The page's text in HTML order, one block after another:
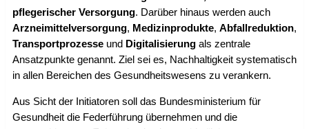
pflegerischer Versorgung. Darüber hinaus werden auch
Arzneimittelversorgung, Medizinprodukte, Abfallreduktion,
Transportprozesse und Digitalisierung als zentrale
Ansatzpunkte genannt. Ziel sei es, Nachhaltigkeit systematisch
in allen Bereichen des Gesundheitswesens zu verankern.
Aus Sicht der Initiatoren soll das Bundesministerium für
Gesundheit die Federführung übernehmen und die